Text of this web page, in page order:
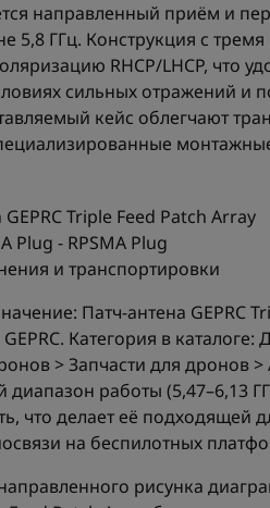
направленный приём и
5,8 ГГц. Конструкция с
RHCP/LHCP, что
сильных отражений и
кейс облегчают
Triple Feed Patch Array
Plug - RPSMA Plug
и транспортировки
Патч-антена GEPRC
Категория в
> Запчасти для дронов
работы (5,47–6,13
что делает её подходящей
на беспилотных
рисунка